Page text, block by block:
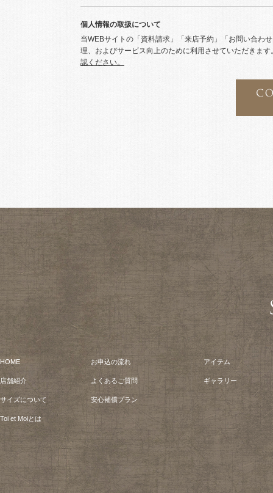
個人情報の取扱について
当WEBサイトの「資料請求」「来店予約」「お問い合わ
理、およびサービス向上のために利用させていただきま
認ください。
HOME
店舗紹介
サイズについて
Toi et Moiとは
お申込の流れ
よくあるご質問
安心補償プラン
アイテム
ギャラリー